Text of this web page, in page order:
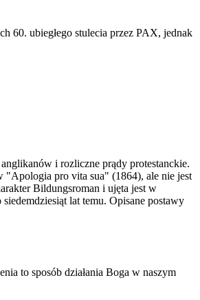
60. ubiegłego stulecia przez PAX, jednak
i rozliczne prądy protestanckie.
"Apologia pro vita sua" (1864), ale nie jest
Bildungsroman i ujęta jest w
lat temu. Opisane postawy
to sposób działania Boga w naszym